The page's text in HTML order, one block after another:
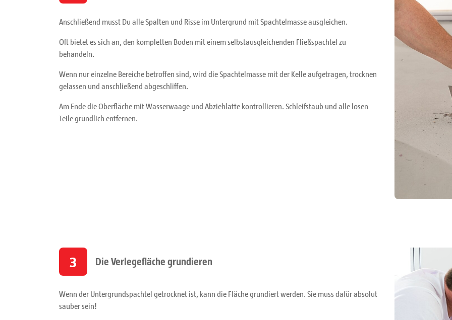
Anschließend musst Du alle Spalten und Risse im Untergrund mit Spachtelmasse ausgleichen.
Oft bietet es sich an, den kompletten Boden mit einem selbstausgleichenden Fließspachtel zu
behandeln.
Wenn nur einzelne Bereiche betroffen sind, wird die Spachtelmasse mit der Kelle aufgetragen, trocknen
gelassen und anschließend abgeschliffen.
Am Ende die Oberfläche mit Wasserwaage und Abziehlatte kontrollieren. Schleifstaub und alle losen
Teile gründlich entfernen.
3 Die Verlegefläche grundieren
Wenn der Untergrundspachtel getrocknet ist, kann die Fläche grundiert werden. Sie muss dafür absolut
sauber sein!